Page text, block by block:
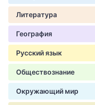
Литература
География
Русский язык
Обществознание
Окружающий мир